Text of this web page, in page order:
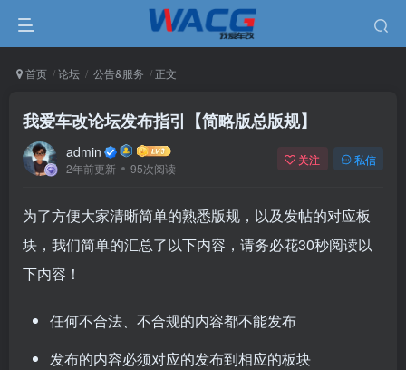
首页 论坛 公告&服务 正文
我爱车改论坛发布指引【简略版总版规】
admin
2年前更新 95次阅读
关注 私信
为了方便大家清晰简单的熟悉版规，以及发帖的对应板
块，我们简单的汇总了以下内容，请务必花30秒阅读以
下内容！
任何不合法、不合规的内容都不能发布
发布的内容必须对应的发布到相应的板块